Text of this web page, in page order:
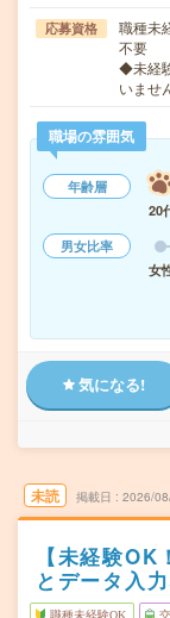
応募資格
職種未
不要
◆未経
いませ
職場の雰囲気
年齢層
20
男女比率
女
気になる!
未読 掲載日 2026/
【未経験
とデータ入
職種未経験OK